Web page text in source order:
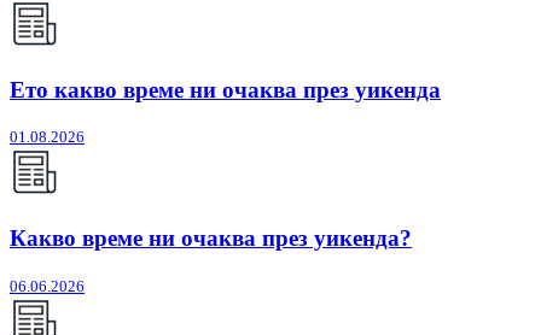
Ето какво време ни очаква през уикенда
01.08.2026
Какво време ни очаква през уикенда?
06.06.2026